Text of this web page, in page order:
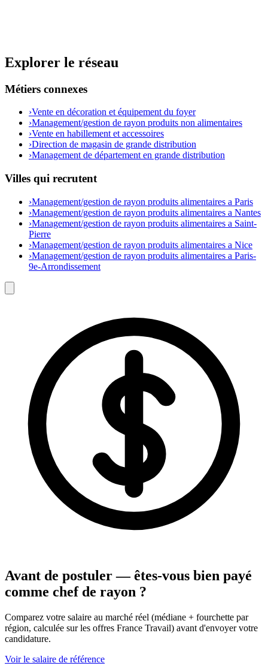
Explorer le réseau
Métiers connexes
›Vente en décoration et équipement du foyer
›Management/gestion de rayon produits non alimentaires
›Vente en habillement et accessoires
›Direction de magasin de grande distribution
›Management de département en grande distribution
Villes qui recrutent
›Management/gestion de rayon produits alimentaires a Paris
›Management/gestion de rayon produits alimentaires a Nantes
›Management/gestion de rayon produits alimentaires a Saint-
Pierre
›Management/gestion de rayon produits alimentaires a Nice
›Management/gestion de rayon produits alimentaires a Paris-
9e-Arrondissement
Avant de postuler — êtes-vous bien payé
comme chef de rayon ?
Comparez votre salaire au marché réel (médiane + fourchette par
région, calculée sur les offres France Travail) avant d'envoyer votre
candidature.
Voir le salaire de référence